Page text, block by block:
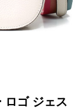
ロゴ ジェス